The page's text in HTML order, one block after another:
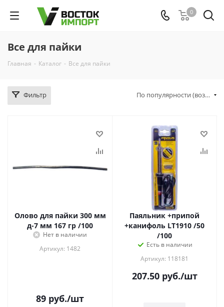
0
Все для пайки
Главная - Каталог - Все для пайки
Фильтр По популярности (возрастание)
Олово для пайки 300 мм
д-7 мм 167 гр /100
Нет в наличии
Артикул: 1482
89 руб./шт
Паяльник +припой
+канифоль LT1910 /50
/100
Есть в наличии
Артикул: 118181
207.50руб./шт